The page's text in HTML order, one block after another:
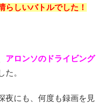
らしいバトルでした！
アロンソのドライビング
た。
夜にも、何度も録画を見